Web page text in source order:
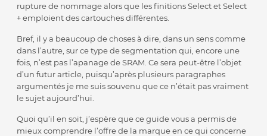
rupture de nommage alors que les finitions Select et Select
+ emploient des cartouches différentes.
Bref, il y a beaucoup de choses à dire, dans un sens comme
dans l’autre, sur ce type de segmentation qui, encore une
fois, n’est pas l’apanage de SRAM. Ce sera peut-être l’objet
d’un futur article, puisqu’après plusieurs paragraphes
argumentés je me suis souvenu que ce n’était pas vraiment
le sujet aujourd’hui.
Quoi qu’il en soit, j’espère que ce guide vous a permis de
mieux comprendre l’offre de la marque en ce qui concerne